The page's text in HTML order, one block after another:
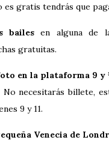
es gratis tendrás que
bailes en alguna de
gratuitas.
en la plataforma 9
No necesitarás billete,
9 y 11.
Venecia de